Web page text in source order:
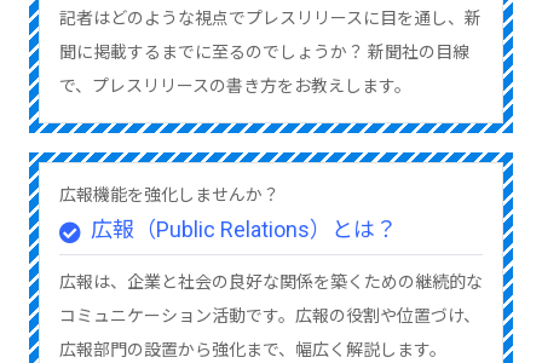
記者はどのような視点でプレスリリースに目を通し、新
聞に掲載するまでに至るのでしょうか？ 新聞社の目線
で、プレスリリースの書き方をお教えします。
広報機能を強化しませんか？
広報（Public Relations）とは？
広報は、企業と社会の良好な関係を築くための継続的な
コミュニケーション活動です。広報の役割や位置づけ、
広報部門の設置から強化まで、幅広く解説します。